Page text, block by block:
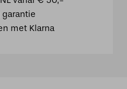
met Klarna